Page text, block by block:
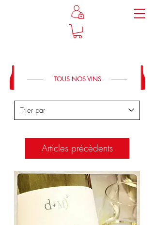
TOUS NOS VINS
Articles précédents